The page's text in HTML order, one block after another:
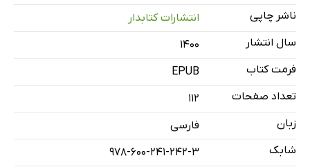
موجودات زنده خانه ما
پروانه
بقچه
شهر بی‌سایه
ناشر چاپی
انتشارات کتابدار
سال انتشار
۱۴۰۰
فرمت کتاب
EPUB
تعداد صفحات
112
زبان
فارسی
شابک
978-600-241-242-3